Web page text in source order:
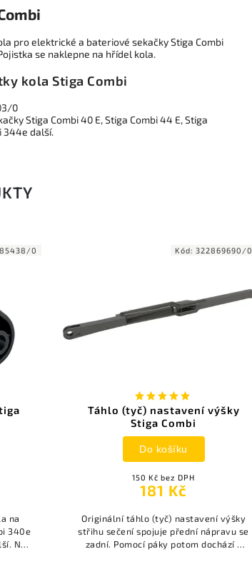
pro elektrické a bateriové sekačky Stiga Combi
se naklepne na hřídel kola.
kola Stiga Combi
0
Stiga Combi 40 E, Stiga Combi 44 E, Stiga
344e další.
na
340e
Na
0
Táhlo (tyč) nastavení výšky
Stiga Combi
150 Kč bez DPH
181 Kč
Do košíku
Originální táhlo (tyč) nastavení výšky
střihu sečení spojuje přední nápravu se
zadní. Pomocí páky potom dochází k
Kód: 322869690/0